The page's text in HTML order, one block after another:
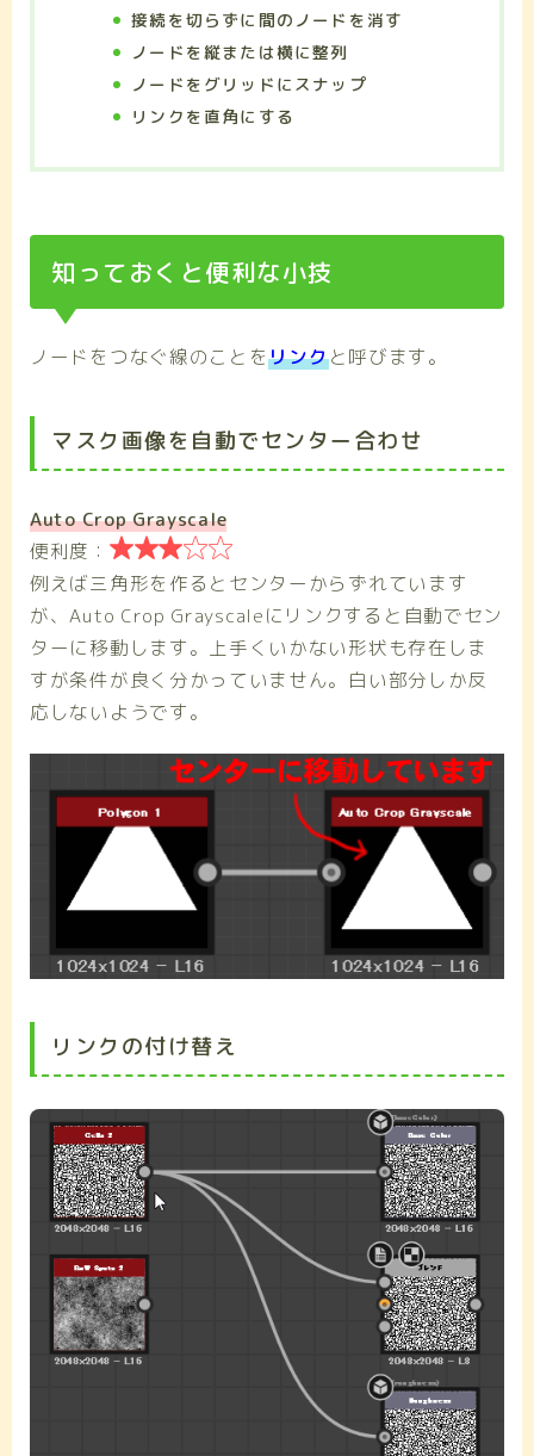
接続を切らずに間のノードを消す
ノードを縦または横に整列
ノードをグリッドにスナップ
リンクを直角にする
知っておくと便利な小技
ノードをつなぐ線のことをリンクと呼びます。
マスク画像を自動でセンター合わせ
Auto Crop Grayscale
便利度： 
例えば三角形を作るとセンターからずれています
が、Auto Crop Grayscaleにリンクすると自動でセン
ターに移動します。上手くいかない形状も存在しま
すが条件が良く分かっていません。白い部分しか反
応しないようです。
リンクの付け替え